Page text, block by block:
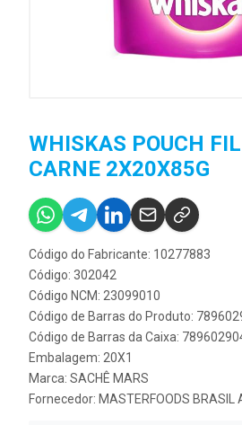
WHISKAS POUCH
CARNE 2X20X85G
Código do Fabricante: 10277883
Código: 302042
Código NCM: 23099010
Código de Barras do Produto:
Código de Barras da Caixa:
Embalagem: 20X1
Marca: SACHÊ MARS
Fornecedor: MASTERFOODS BRASIL